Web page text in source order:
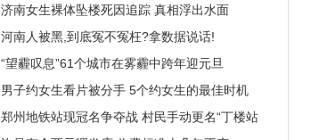
济南女生裸体坠楼死因追踪 真相浮出水面
河南人被黑,到底冤不冤枉?拿数据说话!
“望霾叹息”61个城市在雾霾中跨年迎元旦
男子约女生看片被分手 5个约女生的最佳时机
郑州地铁站现冠名争夺战 村民手动更名“丁楼站